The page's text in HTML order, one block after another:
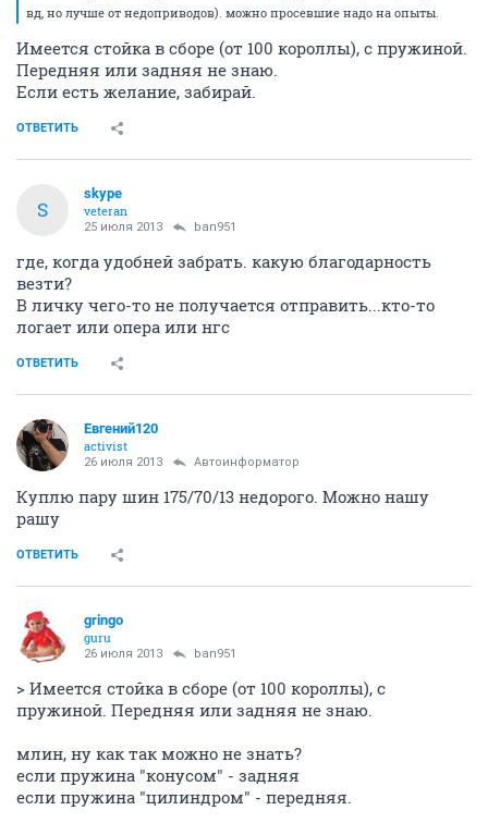
вд, но лучше от недоприводов). можно просевшие надо на опыты.
Имеется стойка в сборе (от 100 короллы), с пружиной.
Передняя или задняя не знаю.
Если есть желание, забирай.
ОТВЕТИТЬ
S
skype
veteran
25 июля 2013 ban951
где, когда удобней забрать. какую благодарность
везти?
В личку чего-то не получается отправить...кто-то
логает или опера или нгс
ОТВЕТИТЬ
Евгений120
activist
26 июля 2013 Автоинформатор
Куплю пару шин 175/70/13 недорого. Можно нашу
рашу
ОТВЕТИТЬ
gringo
guru
26 июля 2013 ban951
> Имеется стойка в сборе (от 100 короллы), с
пружиной. Передняя или задняя не знаю.
млин, ну как так можно не знать?
если пружина "конусом" - задняя
если пружина "цилиндром" - передняя.